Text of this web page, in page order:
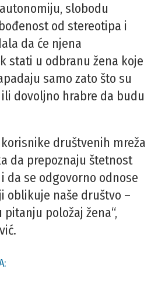
slobodu
od stereotipa i
da će njena
stati u odbranu žena koje
samo zato što su
dovoljno hrabre da budu
korisnike društvenih mreža
da prepoznaju štetnost
da se odgovorno odnose
oblikuje naše društvo –
položaj žena“,